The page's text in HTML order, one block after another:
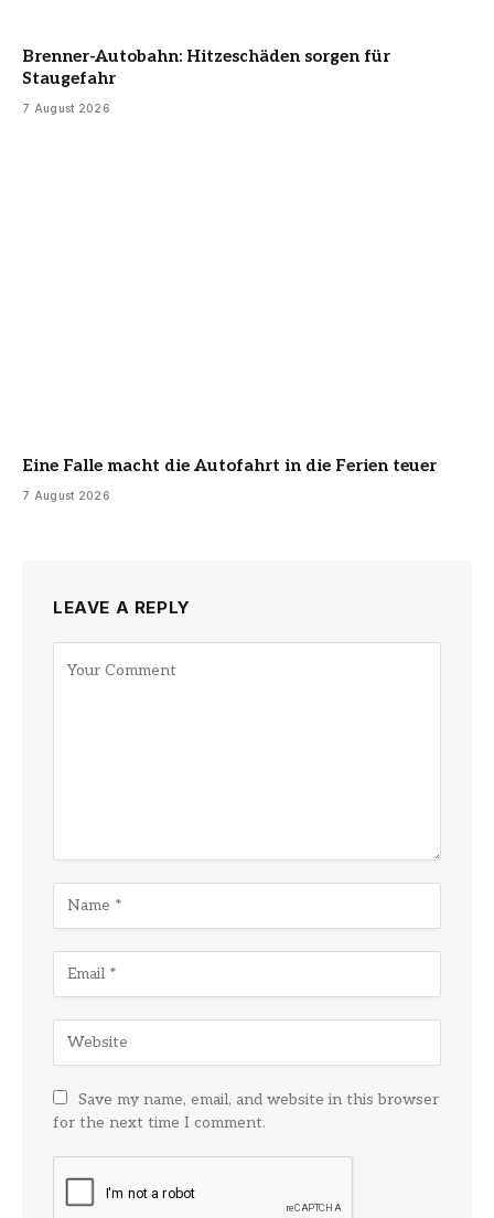
Brenner-Autobahn: Hitzeschäden sorgen für
Staugefahr
7 August 2026
Eine Falle macht die Autofahrt in die Ferien teuer
7 August 2026
LEAVE A REPLY
Save my name, email, and website in this browser
for the next time I comment.